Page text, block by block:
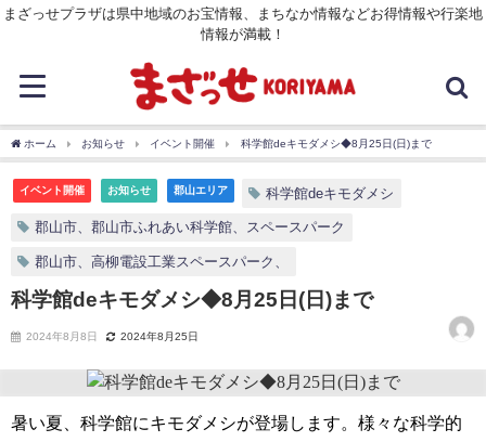
まざっせプラザは県中地域のお宝情報、まちなか情報などお得情報や行楽地
情報が満載！
ホーム お知らせ イベント開催 科学館deキモダメシ◆8月25日(日)まで
イベント開催 お知らせ 郡山エリア 科学館deキモダメシ
郡山市、郡山市ふれあい科学館、スペースパーク
郡山市、高柳電設工業スペースパーク、
科学館deキモダメシ◆8月25日(日)まで
2024年8月8日 2024年8月25日
暑い夏、科学館にキモダメシが登場します。様々な科学的